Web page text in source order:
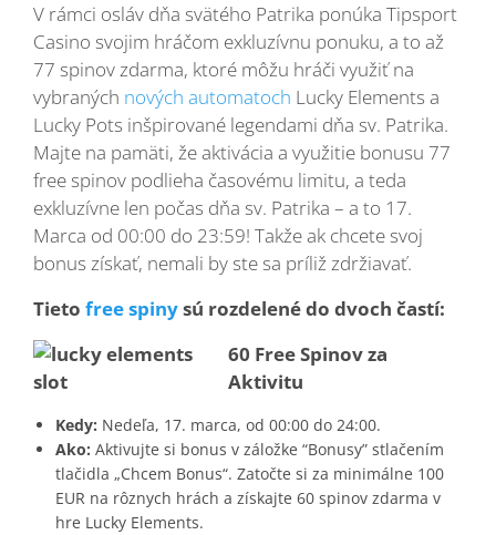
V rámci osláv dňa svätého Patrika ponúka Tipsport
Casino svojim hráčom exkluzívnu ponuku, a to až
77 spinov zdarma, ktoré môžu hráči využiť na
vybraných nových automatoch Lucky Elements a
Lucky Pots inšpirované legendami dňa sv. Patrika.
Majte na pamäti, že aktivácia a využitie bonusu 77
free spinov podlieha časovému limitu, a teda
exkluzívne len počas dňa sv. Patrika – a to 17.
Marca od 00:00 do 23:59! Takže ak chcete svoj
bonus získať, nemali by ste sa príliž zdržiavať.
Tieto free spinysú rozdelené do dvoch častí:
60 Free Spinov za
Aktivitu
Kedy: Nedeľa, 17. marca, od 00:00 do 24:00.
Ako: Aktivujte si bonus v záložke “Bonusy” stlačením
tlačidla „Chcem Bonus“. Zatočte si za minimálne 100
EUR na rôznych hrách a získajte 60 spinov zdarma v
hre Lucky Elements.